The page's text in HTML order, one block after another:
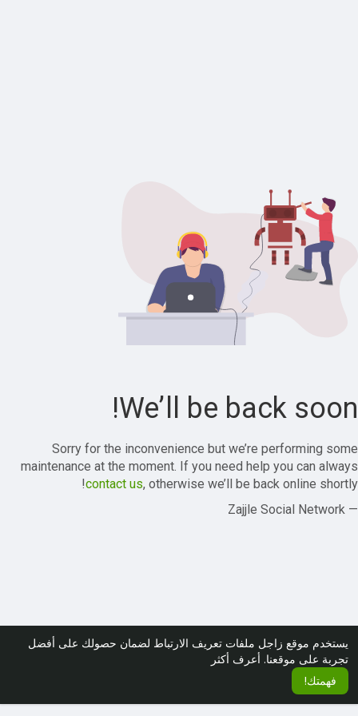
يستخدم موقع زاجل ملفات تعريف الارتباط لضمان حصولك على أفضل
تجربة على موقعنا. أعرف أكثر
فهمتك!
We’ll be back soon!
Sorry for the inconvenience but we’re performing some
maintenance at the moment. If you need help you can always
contact us, otherwise we’ll be back online shortly!
— Zajjle Social Network